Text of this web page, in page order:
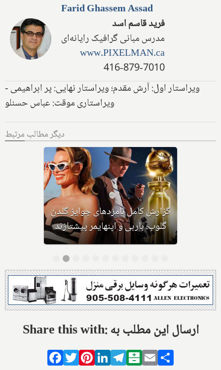
Farid Ghassem Assad
فرید قاسم اسد
مدرس مبانی گرافیک رایانه‌ای
www.PIXELMAN.ca
416-879-7010
ویراستار اول: آرش مقدم؛ ویراستار نهایی: پر ابراهیمی -
ویراستاری موقت: عباس حسنلو
دیگر مطالب مرتبط
گزارش کامل نامزدهای
گلوب؛ باربی و اپنهایمر
بیش از
را با خنده و
بدرقه می‌کند
Share this with: ارسال این مطلب به
Facebook
TwitterPinterestLinkedIn
Telegram
Balatarin
Email